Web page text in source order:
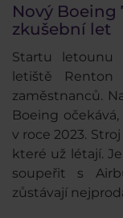
Nový Boeing
zkušební let
Startu letounu
letiště
zaměstnanců.
Boeing
v roce 2023.
které už létají.
soupeřit s
zůstávají